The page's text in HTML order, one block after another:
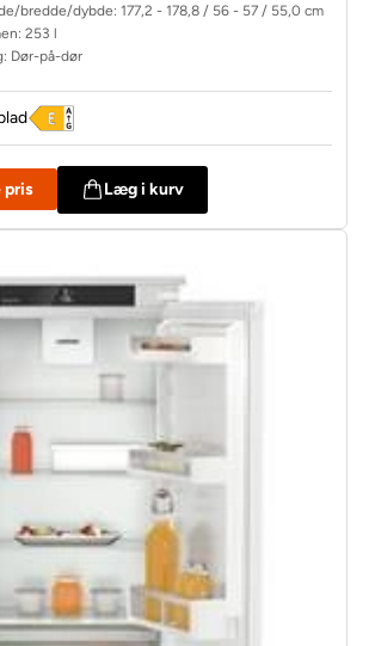
bredde/dybde: 177,2 - 178,8 / 56 - 57 / 55,0 cm
253 l
Dør-på-dør
pris
Læg i kurv